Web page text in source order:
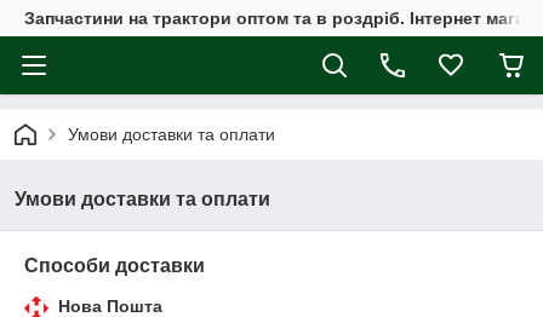
Запчастини на трактори оптом та в роздріб. Інтернет
Умови доставки та оплати
Умови доставки та оплати
Способи доставки
Нова Пошта